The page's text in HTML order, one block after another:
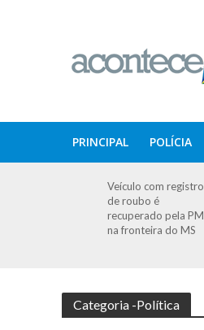
PRINCIPAL POLÍCIA
Veículo com registro
de roubo é
recuperado pela PM
na fronteira do MS
Categoria -Política